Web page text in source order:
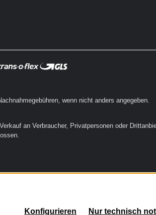
wenn nicht anders angegeben.
an Verbraucher, Privatpersonen oder
Nur technisch
Konfigurieren